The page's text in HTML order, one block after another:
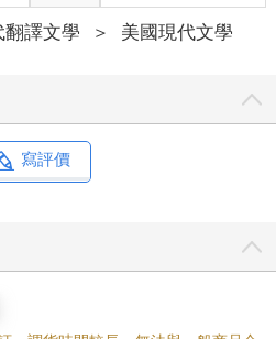
己會找機會炫耀他對敵人思想的
問題，一有需要便加以剽竊。他
其實車爾尼雪夫斯基也提出過同樣
說，似乎也無關緊要。現在還有
面對這個「該怎麼辦」的問題，向
臉色慘白泛青，宛如瘧疾病患。自
方防線失守後，他便會冷不防地
間的門口，傳達一些零星消息，而
信嗎？他會如此問道，而我只會有
翻譯文學 ＞ 美國現代文學
寫評價